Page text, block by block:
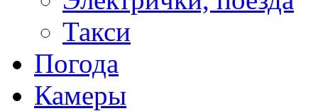
Такси
Погода
Камеры